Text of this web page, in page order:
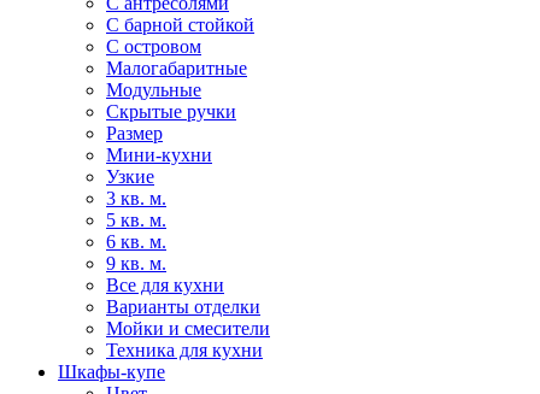
С барной стойкой
С островом
Малогабаритные
Модульные
Скрытые ручки
Размер
Мини-кухни
Узкие
3 кв. м.
5 кв. м.
6 кв. м.
9 кв. м.
Все для кухни
Варианты отделки
Мойки и смесители
Техника для кухни
Шкафы-купе